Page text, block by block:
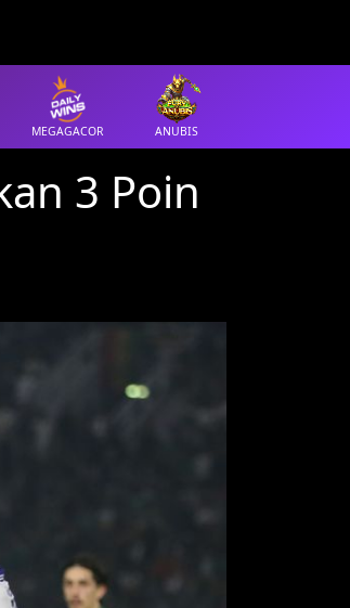
MEGAGACOR ANUBIS
3 Poin